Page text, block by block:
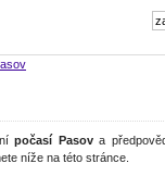
počasí Pasova
níže na této stránce.